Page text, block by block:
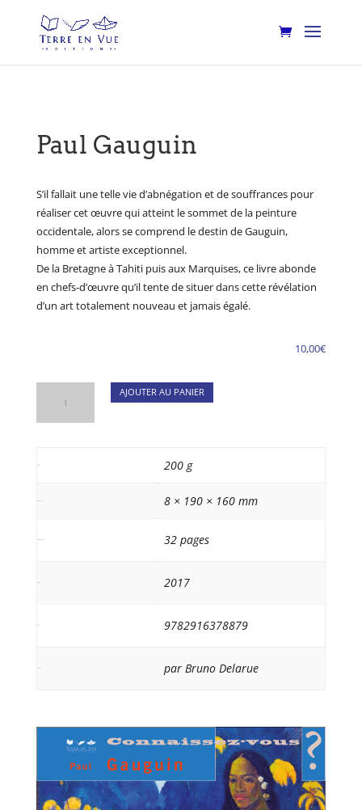
Paul Gauguin
S’il fallait une telle vie d’abnégation et de souffrances pour
réaliser cet œuvre qui atteint le sommet de la peinture
occidentale, alors se comprend le destin de Gauguin,
homme et artiste exceptionnel.
De la Bretagne à Tahiti puis aux Marquises, ce livre abonde
en chefs-d’œuvre qu’il tente de situer dans cette révélation
d’un art totalement nouveau et jamais égalé.
10,00€
Paul
AJOUTER AU PANIER
200 g
8 × 190 × 160 mm
32 pages
2017
9782916378879
par Bruno Delarue